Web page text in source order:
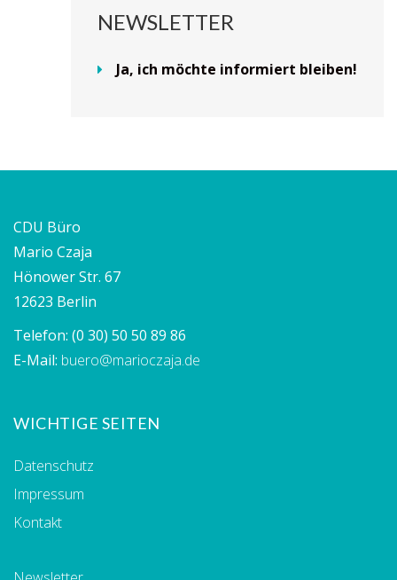
NEWSLETTER
Ja, ich möchte informiert bleiben!
CDU Büro
Mario Czaja
Hönower Str. 67
12623 Berlin
Telefon: (0 30) 50 50 89 86
E-Mail: buero@marioczaja.de
WICHTIGE SEITEN
Datenschutz
Impressum
Kontakt